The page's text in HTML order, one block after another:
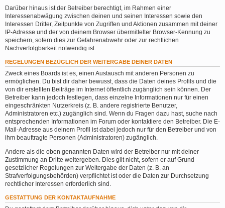
Darüber hinaus ist der Betreiber berechtigt, im Rahmen einer
Interessenabwägung zwischen deinen und seinen Interessen sowie den
Interessen Dritter, Zeitpunkte von Zugriffen und Aktionen zusammen mit deiner
IP-Adresse und der von deinem Browser übermittelter Browser-Kennung zu
speichern, sofern dies zur Gefahrenabwehr oder zur rechtlichen
Nachverfolgbarkeit notwendig ist.
REGELUNGEN BEZÜGLICH DER WEITERGABE DEINER DATEN
Zweck eines Boards ist es, einen Austausch mit anderen Personen zu
ermöglichen. Du bist dir daher bewusst, dass die Daten deines Profils und die
von dir erstellten Beiträge im Internet öffentlich zugänglich sein können. Der
Betreiber kann jedoch festlegen, dass einzelne Informationen nur für einen
eingeschränkten Nutzerkreis (z. B. andere registrierte Benutzer,
Administratoren etc.) zugänglich sind. Wenn du Fragen dazu hast, suche nach
entsprechenden Informationen im Forum oder kontaktiere den Betreiber. Die E-
Mail-Adresse aus deinem Profil ist dabei jedoch nur für den Betreiber und von
ihm beauftragte Personen (Administratoren) zugänglich.
Andere als die oben genannten Daten wird der Betreiber nur mit deiner
Zustimmung an Dritte weitergeben. Dies gilt nicht, sofern er auf Grund
gesetzlicher Regelungen zur Weitergabe der Daten (z. B. an
Strafverfolgungsbehörden) verpflichtet ist oder die Daten zur Durchsetzung
rechtlicher Interessen erforderlich sind.
GESTATTUNG DER KONTAKTAUFNAHME